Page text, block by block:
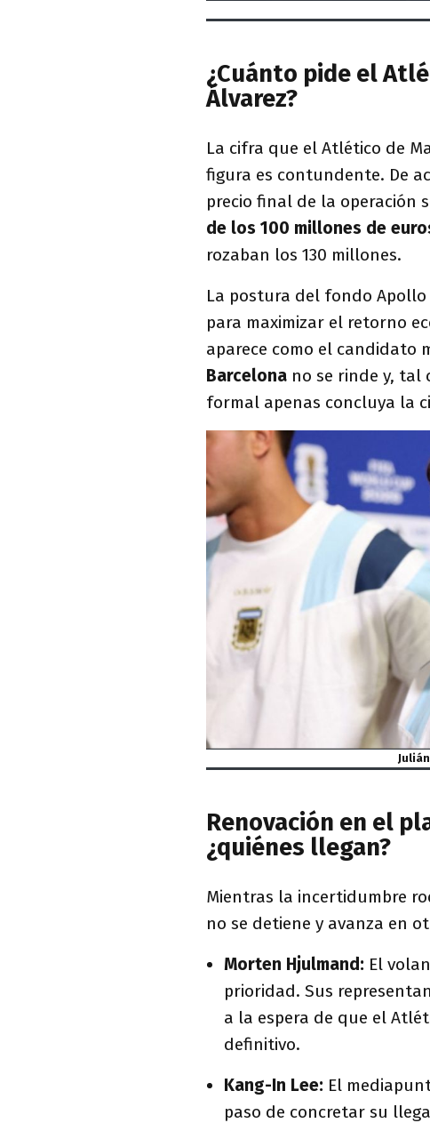
¿Cuánto pide el
Álvarez?
La cifra que el Atlético de
figura es contundente. De
precio final de la operación
de los 100 millones de
rozaban los 130 millones.
La postura del fondo
para maximizar el retorno
aparece como el candidato
Barcelona no se rinde y, tal
formal apenas concluya la
Renovación en el
¿quiénes llegan?
Mientras la incertidumbre
no se detiene y avanza en
Morten Hjulmand: El
prioridad. Sus
a la espera de que el
definitivo.
Kang-In Lee: El
paso de concretar su